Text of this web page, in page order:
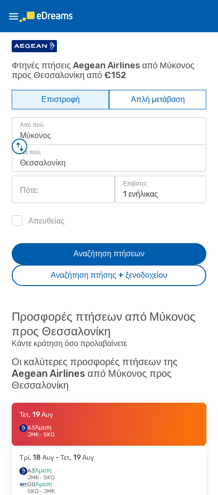
Φτηνές πτήσεις Aegean Airlines από Μύκονος
προς Θεσσαλονίκη από €152
Επιστροφή Απλή μετάβαση
Από πού;
Μύκονος
Για πού;
Θεσσαλονίκη
Πότε;
Επιβάτες
1 ενήλικας
Απευθείας
Αναζήτηση πτήσης + ξενοδοχείου
Αναζήτηση πτήσεων
Προσφορές πτήσεων από Μύκονος
προς Θεσσαλονίκη
Κάντε κράτηση όσο προλαβαίνετε
Οι καλύτερες προσφορές πτήσεων της
Aegean Airlines από Μύκονος προς
Θεσσαλονίκη
Τετ, 19 Αυγ
A3Άμεση
JMK- SKG
Τρί, 18 Αυγ - Τετ, 19 Αυγ
A3Άμεση
JMK- SKG
GQΆμεση
SKG- JMK